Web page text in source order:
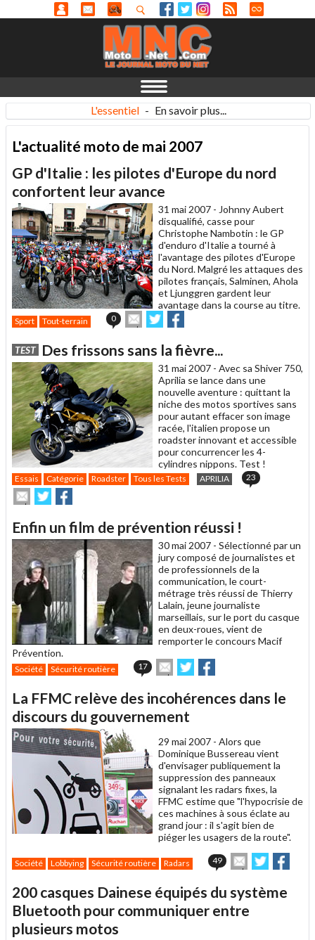
L'essentiel - En savoir plus...
L'actualité moto de mai 2007
GP d'Italie : les pilotes d'Europe du nord
confortent leur avance
31 mai 2007 - Johnny Aubert
disqualifié, casse pour
Christophe Nambotin : le GP
d'enduro d'Italie a tourné à
l'avantage des pilotes d'Europe
du Nord. Malgré les attaques des
pilotes français, Salminen, Ahola
et Ljunggren gardent leur
avantage dans la course au titre.
Sport Tout-terrain 0
Envoyer
cet
à
un
ami
Partager
sur sur
TEST Des frissons sans la fièvre...
31 mai 2007 - Avec sa Shiver 750,
Aprilia se lance dans une
nouvelle aventure : quittant la
niche des motos sportives sans
pour autant effacer son image
racée, l'italien propose un
roadster innovant et accessible
pour concurrencer les 4-
cylindres nippons. Test !
Essais Catégorie Roadster Tous les Tests APRILIA 23
Envoyer
cet
à
un
ami
Partager
sur
sur
Enfin un film de prévention réussi !
30 mai 2007 - Sélectionné par un
jury composé de journalistes et
de professionnels de la
communication, le court-
métrage très réussi de Thierry
Lalain, jeune journaliste
marseillais, sur le port du casque
en deux-roues, vient de
remporter le concours Macif
Prévention.
Société Sécurité routière 17
Envoyer
cet
à
un
ami
Partager
sur sur
La FFMC relève des incohérences dans le
discours du gouvernement
29 mai 2007 - Alors que
Dominique Bussereau vient
d'envisager publiquement la
suppression des panneaux
signalant les radars fixes, la
FFMC estime que "l'hypocrisie de
ces machines à sous éclate au
grand jour : il s'agit bien de
piéger les usagers de la route".
Société Lobbying Sécurité routière Radars 49
Envoyer
cet
à
un
ami
Partager
sur sur
200 casques Dainese équipés du système
Bluetooth pour communiquer entre
plusieurs motos